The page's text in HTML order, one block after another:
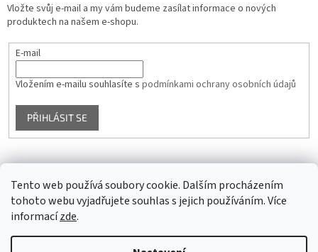
Tento web používá soubory cookie. Dalším procházením
tohoto webu vyjadřujete souhlas s jejich používáním. Více
informacízde.
Vložte svůj e-mail a my vám budeme zasílat informace o nových
produktech na našem e-shopu.
E-mail
Vložením e-mailu souhlasíte s podmínkami ochrany osobních údajů
PŘIHLÁSIT SE
Facebook